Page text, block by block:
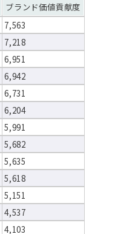
ブランド価値貢献度
7,563
7,218
6,951
6,942
6,731
6,204
5,991
5,682
5,635
5,618
5,151
4,537
4,103